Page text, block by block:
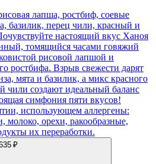
лапша, ростбиф, соевые
базилик, перец чили, красный и
настоящий вкус Ханоя
томящийся часами говяжий
рисовой лапшой и
ростбифа. Взрыв свежести дарят
мята и базилик, а микс красного
чили создают идеальный баланс
симфония пяти вкусов!
использующем аллергены:
молоко, орехи, ракообразные,
их переработки.
₽